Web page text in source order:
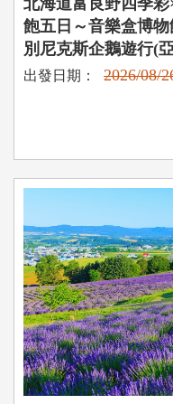
北海道富良野四季
飽五日～音樂盒博物
別尼克斯企鵝遊行(
出發日期： 2026/08/